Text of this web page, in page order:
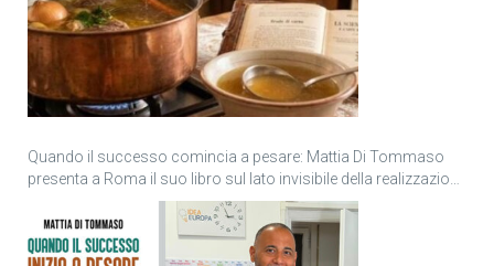
Quando il successo comincia a pesare: Mattia Di Tommaso
presenta a Roma il suo libro sul lato invisibile della realizzazione